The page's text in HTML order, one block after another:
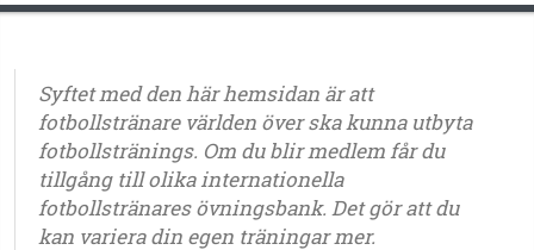
Syftet med den här hemsidan är att
fotbollstränare världen över ska kunna utbyta
fotbollstränings. Om du blir medlem får du
tillgång till olika internationella
fotbollstränares övningsbank. Det gör att du
kan variera din egen träningar mer.